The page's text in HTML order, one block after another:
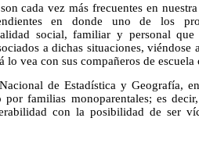
cada vez más frecuentes en
en donde uno de los
social, familiar y personal que
a dichas situaciones,
lo vea con sus compañeros de
de Estadística y Geografía,
por familias monoparentales; es
con la posibilidad de ser